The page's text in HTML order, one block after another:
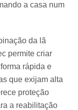
a casa num
da lã
permite criar
rápida e
que exijam alta
proteção
a reabilitação